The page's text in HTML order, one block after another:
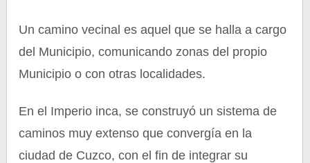
Un camino vecinal es aquel que se halla a cargo
del Municipio, comunicando zonas del propio
Municipio o con otras localidades.
En el Imperio inca, se construyó un sistema de
caminos muy extenso que convergía en la
ciudad de Cuzco, con el fin de integrar su